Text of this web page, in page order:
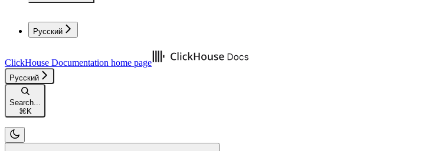
Русский
ClickHouse Documentation home page
Русский
Search...
⌘K